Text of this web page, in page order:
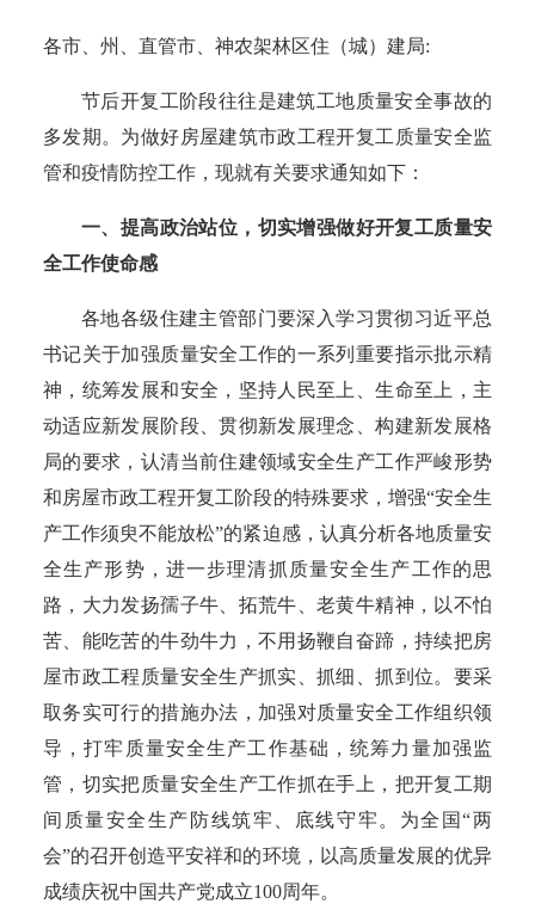
各市、州、直管市、神农架林区住（城）建局:
节后开复工阶段往往是建筑工地质量安全事故的
多发期。为做好房屋建筑市政工程开复工质量安全监
管和疫情防控工作，现就有关要求通知如下：
一、提高政治站位，切实增强做好开复工质量安
全工作使命感
各地各级住建主管部门要深入学习贯彻习近平总
书记关于加强质量安全工作的一系列重要指示批示精
神，统筹发展和安全，坚持人民至上、生命至上，主
动适应新发展阶段、贯彻新发展理念、构建新发展格
局的要求，认清当前住建领域安全生产工作严峻形势
和房屋市政工程开复工阶段的特殊要求，增强“安全生
产工作须臾不能放松”的紧迫感，认真分析各地质量安
全生产形势，进一步理清抓质量安全生产工作的思
路，大力发扬孺子牛、拓荒牛、老黄牛精神，以不怕
苦、能吃苦的牛劲牛力，不用扬鞭自奋蹄，持续把房
屋市政工程质量安全生产抓实、抓细、抓到位。要采
取务实可行的措施办法，加强对质量安全工作组织领
导，打牢质量安全生产工作基础，统筹力量加强监
管，切实把质量安全生产工作抓在手上，把开复工期
间质量安全生产防线筑牢、底线守牢。为全国“两
会”的召开创造平安祥和的环境，以高质量发展的优异
成绩庆祝中国共产党成立100周年。